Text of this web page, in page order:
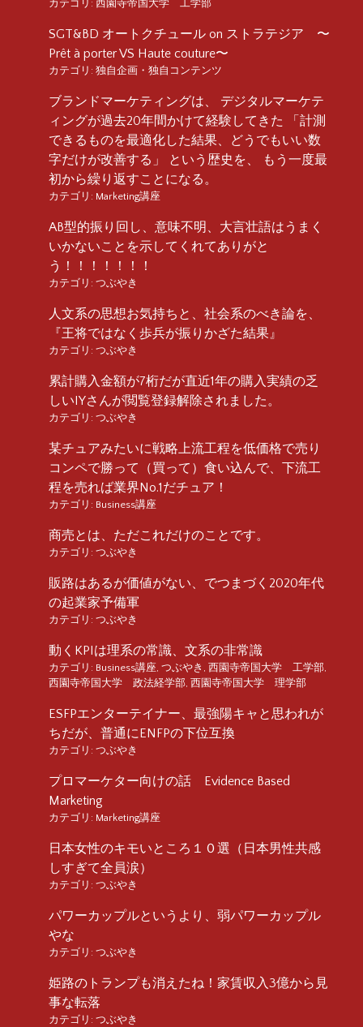
カテゴリ: 西園寺帝国大学 工学部
SGT&BD オートクチュール on ストラテジア 〜
Prêt à porter VS Haute couture〜
カテゴリ: 独自企画・独自コンテンツ
ブランドマーケティングは、 デジタルマーケテ
ィングが過去20年間かけて経験してきた 「計測
できるものを最適化した結果、どうでもいい数
字だけが改善する」 という歴史を、 もう一度最
初から繰り返すことになる。
カテゴリ: Marketing講座
AB型的振り回し、意味不明、大言壮語はうまく
いかないことを示してくれてありがと
う！！！！！！！
カテゴリ: つぶやき
人文系の思想お気持ちと、社会系のべき論を、
『王将ではなく歩兵が振りかざた結果』
カテゴリ: つぶやき
累計購入金額が7桁だが直近1年の購入実績の乏
しいIYさんが閲覧登録解除されました。
カテゴリ: つぶやき
某チュアみたいに戦略上流工程を低価格で売り
コンペで勝って（買って）食い込んで、下流工
程を売れば業界No.1だチュア！
カテゴリ: Business講座
商売とは、ただこれだけのことです。
カテゴリ: つぶやき
販路はあるが価値がない、でつまづく2020年代
の起業家予備軍
カテゴリ: つぶやき
動くKPIは理系の常識、文系の非常識
カテゴリ: Business講座 つぶやき 西園寺帝国大学 工学部
西園寺帝国大学 政法経学部 西園寺帝国大学 理学部
ESFPエンターテイナー、最強陽キャと思われが
ちだが、普通にENFPの下位互換
カテゴリ: つぶやき
プロマーケター向けの話 Evidence Based
Marketing
カテゴリ: Marketing講座
日本女性のキモいところ１０選（日本男性共感
しすぎて全員涙）
カテゴリ: つぶやき
パワーカップルというより、弱パワーカップル
やな
カテゴリ: つぶやき
姫路のトランプも消えたね！家賃収入3億から見
事な転落
カテゴリ: つぶやき